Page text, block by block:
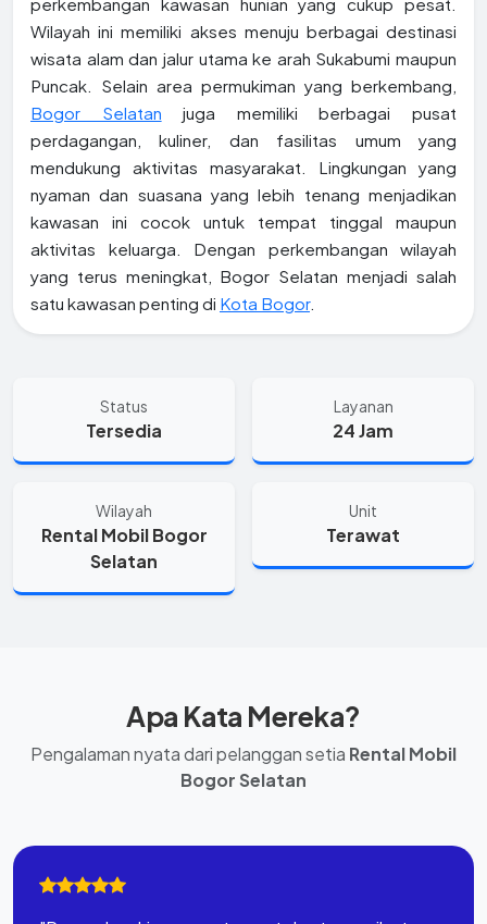
Wilayah ini memiliki akses menuju berbagai destinasi
wisata alam dan jalur utama ke arah Sukabumi maupun
Puncak. Selain area permukiman yang berkembang,
Bogor Selatan juga memiliki berbagai pusat
perdagangan, kuliner, dan fasilitas umum yang
mendukung aktivitas masyarakat. Lingkungan yang
nyaman dan suasana yang lebih tenang menjadikan
kawasan ini cocok untuk tempat tinggal maupun
aktivitas keluarga. Dengan perkembangan wilayah
yang terus meningkat, Bogor Selatan menjadi salah
satu kawasan penting di Kota Bogor.
Status
Tersedia
Layanan
24 Jam
Wilayah
Rental Mobil Bogor
Selatan
Unit
Terawat
Apa Kata Mereka?
Pengalaman nyata dari pelanggan setia Rental Mobil
Bogor Selatan